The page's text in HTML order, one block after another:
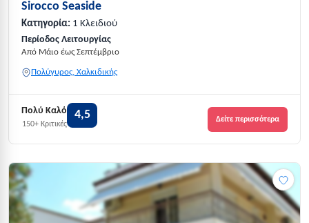
Sirocco Seaside
Κατηγορία: 1 Κλειδιού
Περίοδος Λειτουργίας
Από Μάιο έως Σεπτέμβριο
Πολύγυρος, Χαλκιδικής
Πολύ Καλό
150+ Κριτικές
4,5 Δείτε περισσότερα